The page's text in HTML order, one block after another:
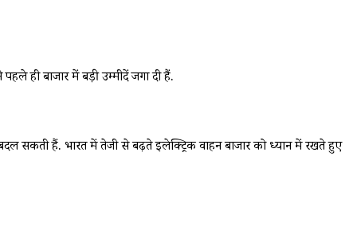
ही बाजार में बड़ी उम्मीदें जगा दी हैं.
सकती हैं. भारत में तेजी से बढ़ते इलेक्ट्रिक वाहन बाजार को ध्यान में रखते हुए